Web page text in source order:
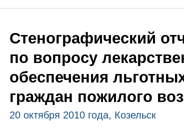
Стенографический
по вопросу
обеспечения
граждан пожилого
20 октября 2010 года, Козельск